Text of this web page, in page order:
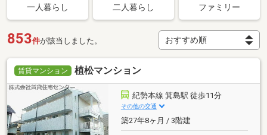
一人暮らし 二人暮らし ファミリー
853件が該当しました。
賃貸マンション 植松マンション
紀勢本線 箕島駅 徒歩11分
その他の交通
築27年8ヶ月 / 3階建